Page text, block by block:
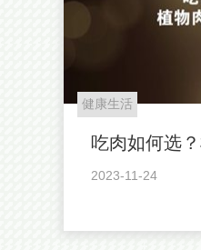
健康生活
吃肉如何选
2023-11-24